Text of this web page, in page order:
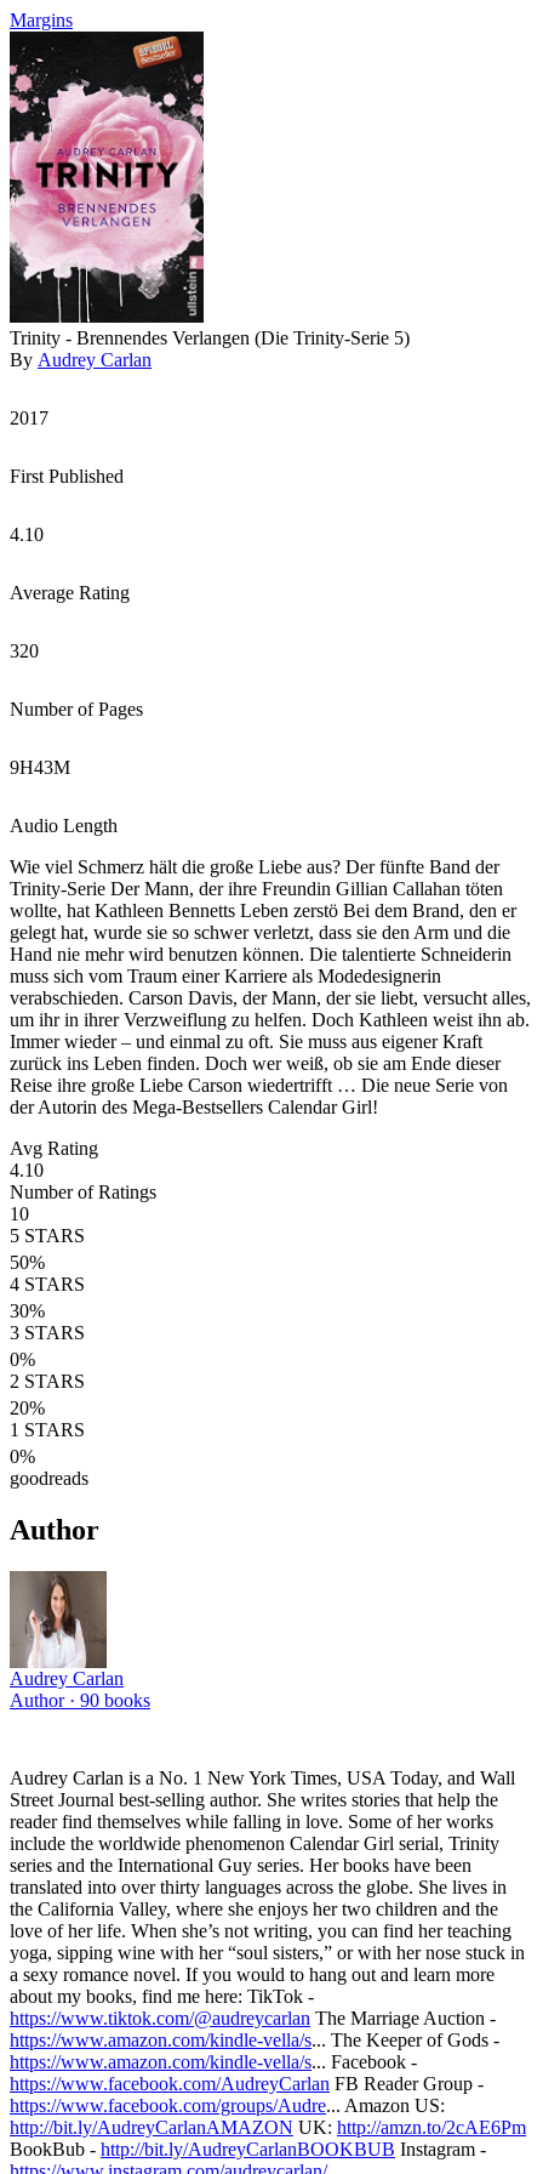
Margins
Trinity - Brennendes Verlangen (Die Trinity-Serie 5)
By Audrey Carlan
2017
First Published
4.10
Average Rating
320
Number of Pages
9H43M
Audio Length
Wie viel Schmerz hält die große Liebe aus? Der fünfte Band der
Trinity-Serie Der Mann, der ihre Freundin Gillian Callahan töten
wollte, hat Kathleen Bennetts Leben zerstö Bei dem Brand, den er
gelegt hat, wurde sie so schwer verletzt, dass sie den Arm und die
Hand nie mehr wird benutzen können. Die talentierte Schneiderin
muss sich vom Traum einer Karriere als Modedesignerin
verabschieden. Carson Davis, der Mann, der sie liebt, versucht alles,
um ihr in ihrer Verzweiflung zu helfen. Doch Kathleen weist ihn ab.
Immer wieder – und einmal zu oft. Sie muss aus eigener Kraft
zurück ins Leben finden. Doch wer weiß, ob sie am Ende dieser
Reise ihre große Liebe Carson wiedertrifft … Die neue Serie von
der Autorin des Mega-Bestsellers Calendar Girl!
Avg Rating
4.10
Number of Ratings
10
5 STARS
50%
4 STARS
30%
3 STARS
0%
2 STARS
20%
1 STARS
0%
goodreads
Author
Audrey Carlan
Author · 90 books
Audrey Carlan is a No. 1 New York Times, USA Today, and Wall
Street Journal best-selling author. She writes stories that help the
reader find themselves while falling in love. Some of her works
include the worldwide phenomenon Calendar Girl serial, Trinity
series and the International Guy series. Her books have been
translated into over thirty languages across the globe. She lives in
the California Valley, where she enjoys her two children and the
love of her life. When she’s not writing, you can find her teaching
yoga, sipping wine with her “soul sisters,” or with her nose stuck in
a sexy romance novel. If you would to hang out and learn more
about my books, find me here: TikTok -
https://www.tiktok.com/@audreycarlan The Marriage Auction -
https://www.amazon.com/kindle-vella/s... The Keeper of Gods -
https://www.amazon.com/kindle-vella/s... Facebook -
https://www.facebook.com/AudreyCarlan FB Reader Group -
https://www.facebook.com/groups/Audre... Amazon US:
http://bit.ly/AudreyCarlanAMAZON UK: http://amzn.to/2cAE6Pm
BookBub - http://bit.ly/AudreyCarlanBOOKBUB Instagram -